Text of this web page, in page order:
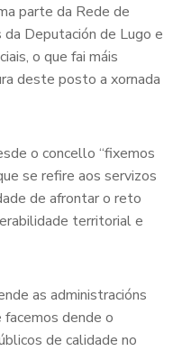
parte da Rede de
Deputación de Lugo e
o que fai máis
deste posto a xornada
o concello “fixemos
se refire aos servizos
de afrontar o reto
territorial e
as administracións
dende o
de calidade no